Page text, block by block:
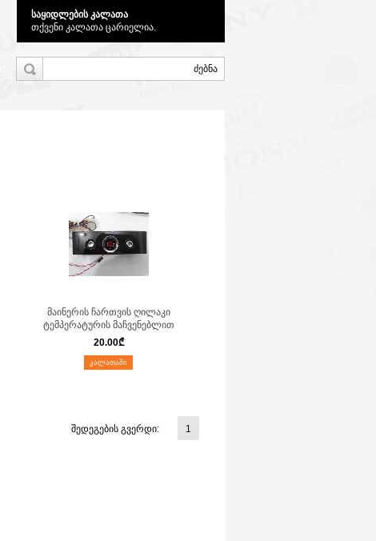
საყიდლების კალათა
თქვენი კალათა ცარიელია.
მაინერის ჩართვის ღილაკი
ტემპერატურის მაჩვენებლით
20.00₾
ᲙᲐᲚᲐᲗᲐᲨᲘ
შედეგების გვერდი: 1